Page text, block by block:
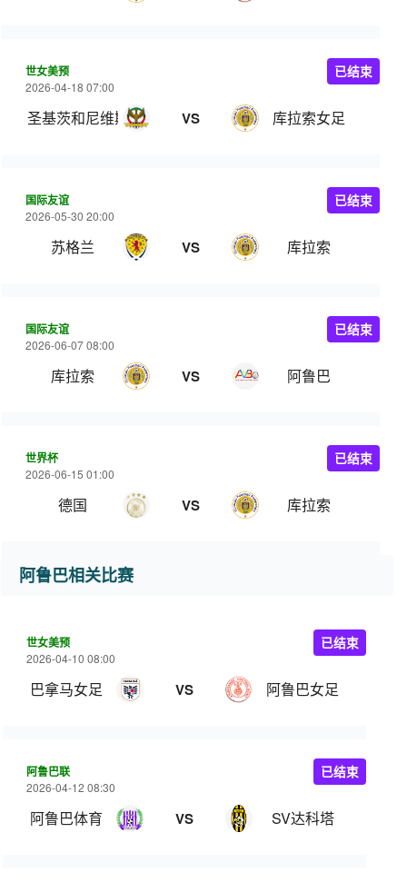
世女美预
2026-04-18 07:00
圣基茨和尼维斯女足 VS 库拉索女足
已结束
国际友谊
2026-05-30 20:00
苏格兰 VS 库拉索
已结束
国际友谊
2026-06-07 08:00
库拉索 VS 阿鲁巴
已结束
世界杯
2026-06-15 01:00
德国 VS 库拉索
已结束
阿鲁巴相关比赛
世女美预
2026-04-10 08:00
巴拿马女足 VS 阿鲁巴女足
已结束
阿鲁巴联
2026-04-12 08:30
阿鲁巴体育 VS SV达科塔
已结束